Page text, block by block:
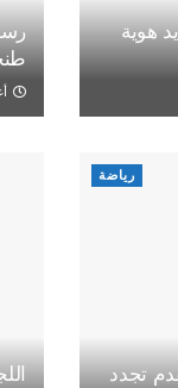
جثة وتحديد هوية
رياضة
تجدد